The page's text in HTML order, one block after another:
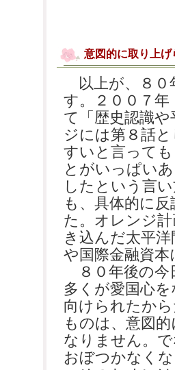
意図的に取り上
以上が、８０
す。２００７
て「歴史認識
ジには第８話
すいと言って
とがいっぱい
したという言
も、具体的に
た。オレンジ
き込んだ太平
や国際金融資
８０年後の今
多くが愛国心
向けられたか
ものは、意図
なりません。
おぼつかなく